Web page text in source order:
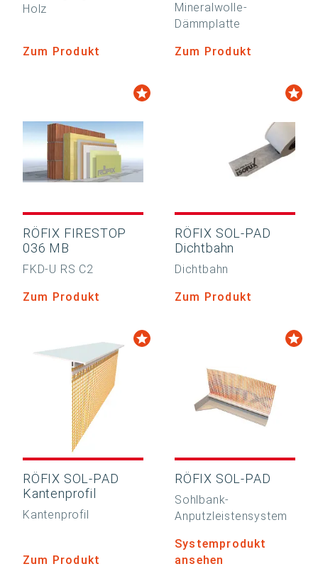
Holz
Zum Produkt
Mineralwolle-
Dämmplatte
Zum Produkt
RÖFIX FIRESTOP
036 MB
FKD-U RS C2
Zum Produkt
RÖFIX SOL-PAD
Dichtbahn
Dichtbahn
Zum Produkt
RÖFIX SOL-PAD
Kantenprofil
Kantenprofil
Zum Produkt
RÖFIX SOL-PAD
Sohlbank-
Anputzleistensystem
Systemprodukt
ansehen